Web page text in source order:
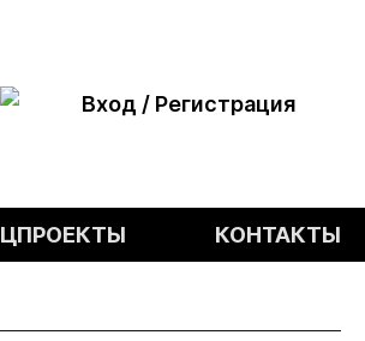
Вход / Регистрация
КОНТАКТЫ